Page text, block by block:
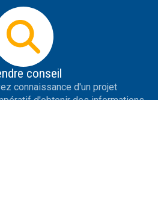
conseil
connaissance d'un projet
d'obtenir des informations